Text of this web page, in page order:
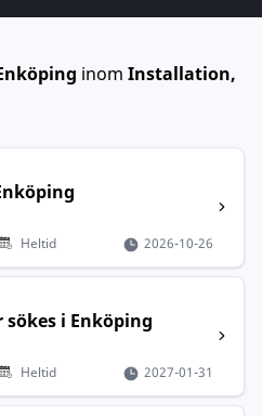
inom Installation,
Heltid 2026-10-26
i Enköping
Heltid 2027-01-31